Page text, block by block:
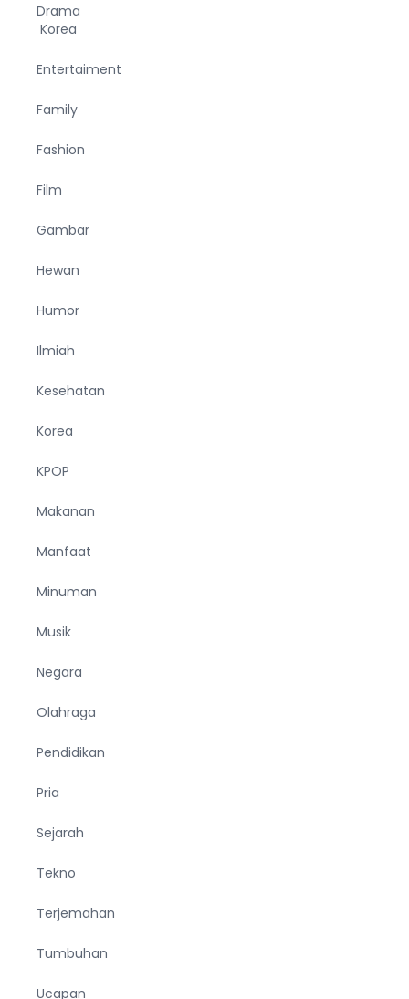
Drama
Korea
Entertaiment
Family
Fashion
Film
Gambar
Hewan
Humor
Ilmiah
Kesehatan
Korea
KPOP
Makanan
Manfaat
Minuman
Musik
Negara
Olahraga
Pendidikan
Pria
Sejarah
Tekno
Terjemahan
Tumbuhan
Ucapan